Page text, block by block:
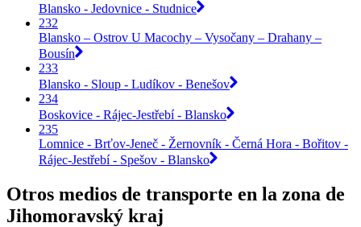
Blansko - Jedovnice - Studnice
232
Blansko – Ostrov U Macochy – Vysočany – Drahany –
Bousín
233
Blansko - Sloup - Ludíkov - Benešov
234
Boskovice - Rájec-Jestřebí - Blansko
235
Lomnice - Brťov-Jeneč - Žernovník - Černá Hora - Bořitov -
Rájec-Jestřebí - Spešov - Blansko
Otros medios de transporte en la zona de
Jihomoravský kraj